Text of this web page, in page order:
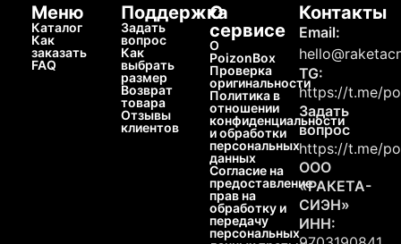
Меню
Каталог
Как
заказать
FAQ
Поддержка
Задать
вопрос
Как
выбрать
размер
Возврат
товара
Отзывы
клиентов
О
сервисе
О
PoizonBox
Проверка
оригинальности
Политика в
отношении
конфиденциальности
и обработки
персональных
данных
Согласие на
предоставление
прав на
обработку и
передачу
персональных
Контакты
Email:
TG:
https://t.me/
Задать
вопрос
https://t.me/
ООО
«РАКЕТА-
СИЭН»
ИНН: